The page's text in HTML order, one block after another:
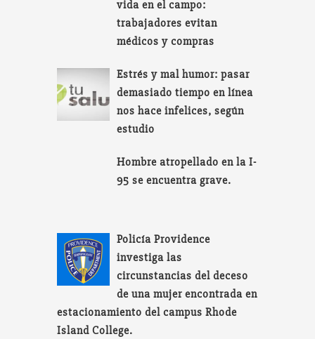
vida en el campo:
trabajadores evitan
médicos y compras
Estrés y mal humor: pasar
demasiado tiempo en línea
nos hace infelices, según
estudio
Hombre atropellado en la I-
95 se encuentra grave.
Policía Providence
investiga las
circunstancias del deceso
de una mujer encontrada en
estacionamiento del campus Rhode
Island College.